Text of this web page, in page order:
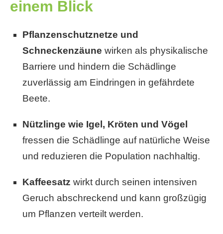
einem Blick
Pflanzenschutznetze und
Schneckenzäune wirken als physikalische
Barriere und hindern die Schädlinge
zuverlässig am Eindringen in gefährdete
Beete.
Nützlinge wie Igel, Kröten und Vögel
fressen die Schädlinge auf natürliche Weise
und reduzieren die Population nachhaltig.
Kaffeesatz wirkt durch seinen intensiven
Geruch abschreckend und kann großzügig
um Pflanzen verteilt werden.